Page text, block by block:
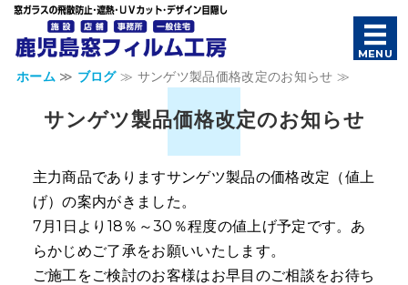
鹿児島窓フ
MENU
ホーム・新着情報
サービス案内・施工事例
よくあるご質問
店舗概要
お問い合わせ
ホーム≫ ブログ≫ サンゲツ製品価格改定のお知らせ ≫
サンゲツ製品価格改定のお知らせ
主力商品でありますサンゲツ製品の価格改定（値上
げ）の案内がきました。
7月1日より18％～30％程度の値上げ予定です。あ
らかじめご了承をお願いいたします。
ご施工をご検討のお客様はお早目のご相談をお待ち